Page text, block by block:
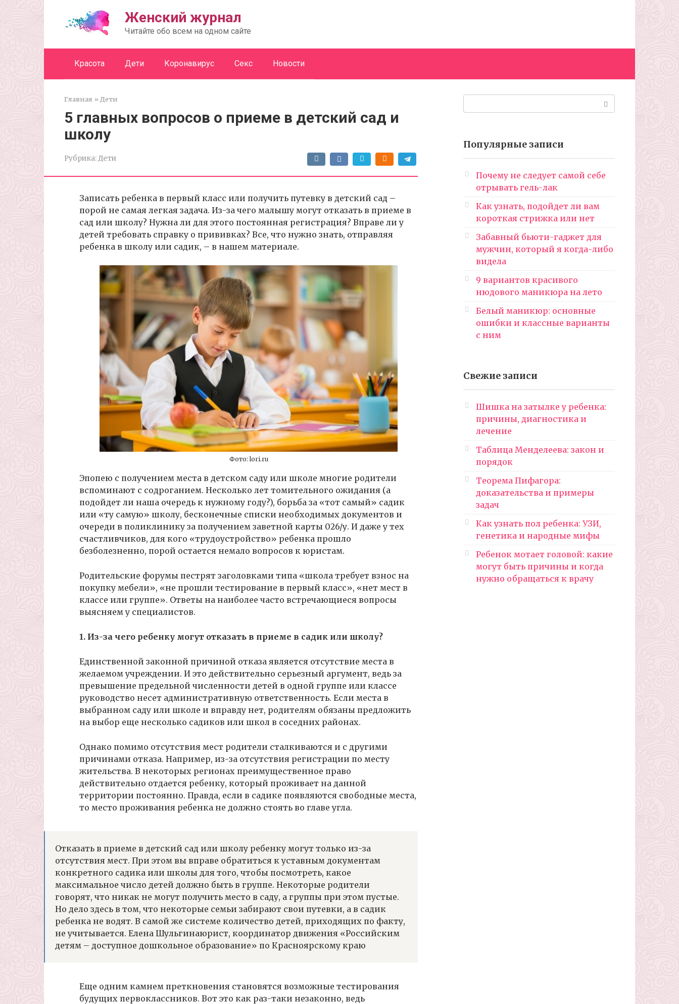
Женский журнал
Читайте обо всем на одном сайте
Красота Дети Коронавирус Секс Новости
Главная » Дети
5 главных вопросов о приеме в детский сад и
школу
Рубрика:Дети
Записать ребенка в первый класс или получить путевку в детский сад –
порой не самая легкая задача. Из-за чего малышу могут отказать в приеме в
сад или школу? Нужна ли для этого постоянная регистрация? Вправе ли у
детей требовать справку о прививках? Все, что нужно знать, отправляя
ребенка в школу или садик, – в нашем материале.
Фото: lori.ru
Эпопею с получением места в детском саду или школе многие родители
вспоминают с содроганием. Несколько лет томительного ожидания (а
подойдет ли наша очередь к нужному году?), борьба за «тот самый» садик
или «ту самую» школу, бесконечные списки необходимых документов и
очереди в поликлинику за получением заветной карты 026/у. И даже у тех
счастливчиков, для кого «трудоустройство» ребенка прошло
безболезненно, порой остается немало вопросов к юристам.
Родительские форумы пестрят заголовками типа «школа требует взнос на
покупку мебели», «не прошли тестирование в первый класс», «нет мест в
классе или группе». Ответы на наиболее часто встречающиеся вопросы
выясняем у специалистов.
1. Из-за чего ребенку могут отказать в приеме в садик или школу?
Единственной законной причиной отказа является отсутствие места в
желаемом учреждении. И это действительно серьезный аргумент, ведь за
превышение предельной численности детей в одной группе или классе
руководство несет административную ответственность. Если места в
выбранном саду или школе и вправду нет, родителям обязаны предложить
на выбор еще несколько садиков или школ в соседних районах.
Однако помимо отсутствия мест родители сталкиваются и с другими
причинами отказа. Например, из-за отсутствия регистрации по месту
жительства. В некоторых регионах преимущественное право
действительно отдается ребенку, который проживает на данной
территории постоянно. Правда, если в садике появляются свободные места,
то место проживания ребенка не должно стоять во главе угла.
Отказать в приеме в детский сад или школу ребенку могут только из-за
отсутствия мест. При этом вы вправе обратиться к уставным документам
конкретного садика или школы для того, чтобы посмотреть, какое
максимальное число детей должно быть в группе. Некоторые родители
говорят, что никак не могут получить место в саду, а группы при этом пустые.
Но дело здесь в том, что некоторые семьи забирают свои путевки, а в садик
ребенка не водят. В самой же системе количество детей, приходящих по факту,
не учитывается. Елена Шульгинаюрист, координатор движения «Российским
детям – доступное дошкольное образование» по Красноярскому краю
Еще одним камнем преткновения становятся возможные тестирования
будущих первоклассников. Вот это как раз-таки незаконно, ведь
Популярные записи
Почему не следует самой себе
отрывать гель-лак
Как узнать, подойдет ли вам
короткая стрижка или нет
Забавный бьюти-гаджет для
мужчин, который я когда-либо
видела
9 вариантов красивого
нюдового маникюра на лето
Белый маникюр: основные
ошибки и классные варианты
с ним
Свежие записи
Шишка на затылке у ребенка:
причины, диагностика и
лечение
Таблица Менделеева: закон и
порядок
Теорема Пифагора:
доказательства и примеры
задач
Как узнать пол ребенка: УЗИ,
генетика и народные мифы
Ребенок мотает головой: какие
могут быть причины и когда
нужно обращаться к врачу